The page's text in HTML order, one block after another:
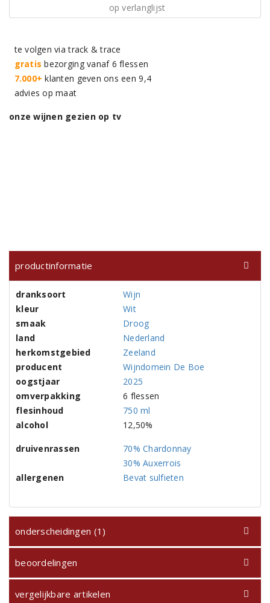
op verlanglijst
te volgen via track & trace
gratis bezorging vanaf 6 flessen
7.000+ klanten geven ons een 9,4
advies op maat
onze wijnen gezien op tv
productinformatie
dranksoort
Wijn
kleur
Wit
smaak
Droog
land
Nederland
herkomstgebied
Zeeland
producent
Wijndomein De Boe
oogstjaar
2025
omverpakking
6 flessen
flesinhoud
750 ml
alcohol
12,50%
druivenrassen
70% Chardonnay
30% Auxerrois
allergenen
Bevat sulfieten
onderscheidingen (1)
beoordelingen
vergelijkbare artikelen